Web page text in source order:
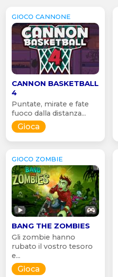
GIOCO CANNONE
CANNON BASKETBALL
4
Puntate, mirate e fate
fuoco dalla distanza...
Gioca
GIOCO ZOMBIE
BANG THE ZOMBIES
Gli zombie hanno
rubato il vostro tesoro
e...
Gioca